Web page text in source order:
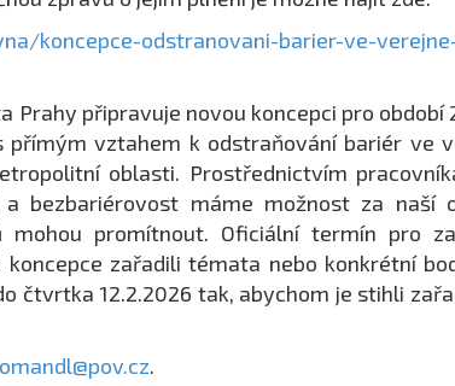
koncepce-odstranovani-barier-ve-
připravuje novou koncepci pro období
přímým vztahem k odstraňování bariér ve
oblasti. Prostřednictvím
bezbariérovost máme možnost za naší
promítnout. Oficiální termín pro
koncepce zařadili témata nebo konkrétní
čtvrtka 12.2.2026 tak, abychom je stihli
.